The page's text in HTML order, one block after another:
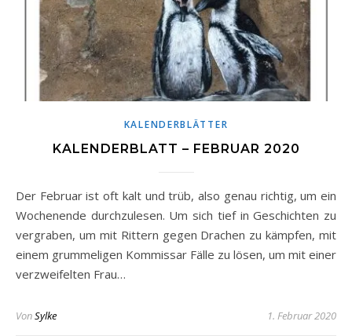
KALENDERBLÄTTER
KALENDERBLATT – FEBRUAR 2020
Der Februar ist oft kalt und trüb, also genau richtig, um ein
Wochenende durchzulesen. Um sich tief in Geschichten zu
vergraben, um mit Rittern gegen Drachen zu kämpfen, mit
einem grummeligen Kommissar Fälle zu lösen, um mit einer
verzweifelten Frau…
VonSylke 1. Februar 2020